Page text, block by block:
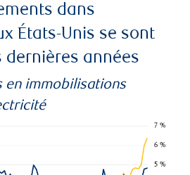
dans
États-Unis se sont
dernières années
en immobilisations